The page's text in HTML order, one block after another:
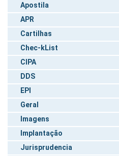
Apostila
APR
Cartilhas
Chec-kList
CIPA
DDS
EPI
Geral
Imagens
Implantação
Jurisprudencia